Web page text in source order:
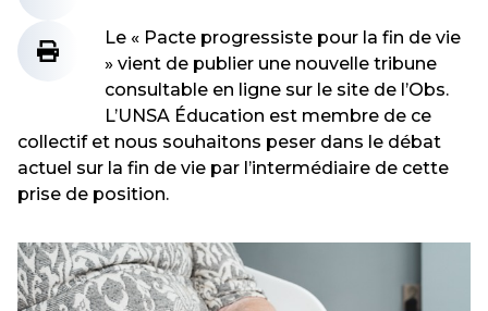
Le « Pacte progressiste pour la fin de vie
» vient de publier une nouvelle tribune
consultable en ligne sur le site de l’Obs.
L’UNSA Éducation est membre de ce
collectif et nous souhaitons peser dans le débat
actuel sur la fin de vie par l’intermédiaire de cette
prise de position.